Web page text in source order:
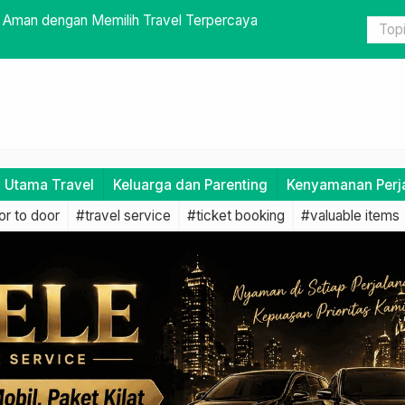
dengan Memilih Travel Terpercaya
Utama Travel Keluarga dan Parenting Kenyamanan
to door #travel service #ticket booking #valuable items